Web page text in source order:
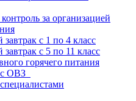
за организацией
с 1 по 4 класс
с 5 по 11 класс
горячего питания
ОВЗ